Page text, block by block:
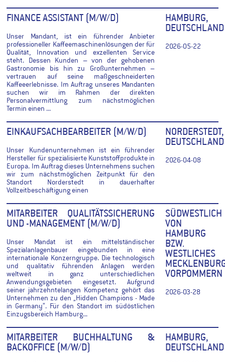
FINANCE ASSISTANT (M/W/D)
Unser Mandant, ist ein führender Anbieter
professioneller Kaffeemaschinenlösungen der für
Qualität, Innovation und exzellenten Service
steht. Dessen Kunden – von der gehobenen
Gastronomie bis hin zu Großunternehmen –
vertrauen auf seine maßgeschneiderten
Kaffeeerlebnisse. Im Auftrag unseres Mandanten
suchen wir im Rahmen der direkten
Personalvermittlung zum nächstmöglichen
Termin einen ...
HAMBURG,
DEUTSCHLAND
2026-05-22
EINKAUFSACHBEARBEITER (M/W/D)
Unser Kundenunternehmen ist ein führender
Hersteller für spezialisierte Kunststoffprodukte in
Europa. Im Auftrag dieses Unternehmens suchen
wir zum nächstmöglichen Zeitpunkt für den
Standort Norderstedt in dauerhafter
Vollzeitbeschäftigung einen
NORDERSTEDT,
DEUTSCHLAND
2026-04-08
MITARBEITER QUALITÄTSSICHERUNG
UND -MANAGEMENT (M/W/D)
Unser Mandat ist ein mittelständischer
Spezialanlagenbauer eingebunden in eine
internationale Konzerngruppe. Die technologisch
und qualitativ führenden Anlagen werden
weltweit in ganz unterschiedlichen
Anwendungsgebieten eingesetzt. Aufgrund
seiner jahrzehntelangen Kompetenz gehört das
Unternehmen zu den „Hidden Champions - Made
in Germany“. Für den Standort im südöstlichen
Einzugsbereich Hamburg...
SÜDWESTLICH
VON
HAMBURG
BZW.
WESTLICHES
VORPOMMERN
2026-03-28
MITARBEITER BUCHHALTUNG &
BACKOFFICE (M/W/D)
HAMBURG,
DEUTSCHLAND